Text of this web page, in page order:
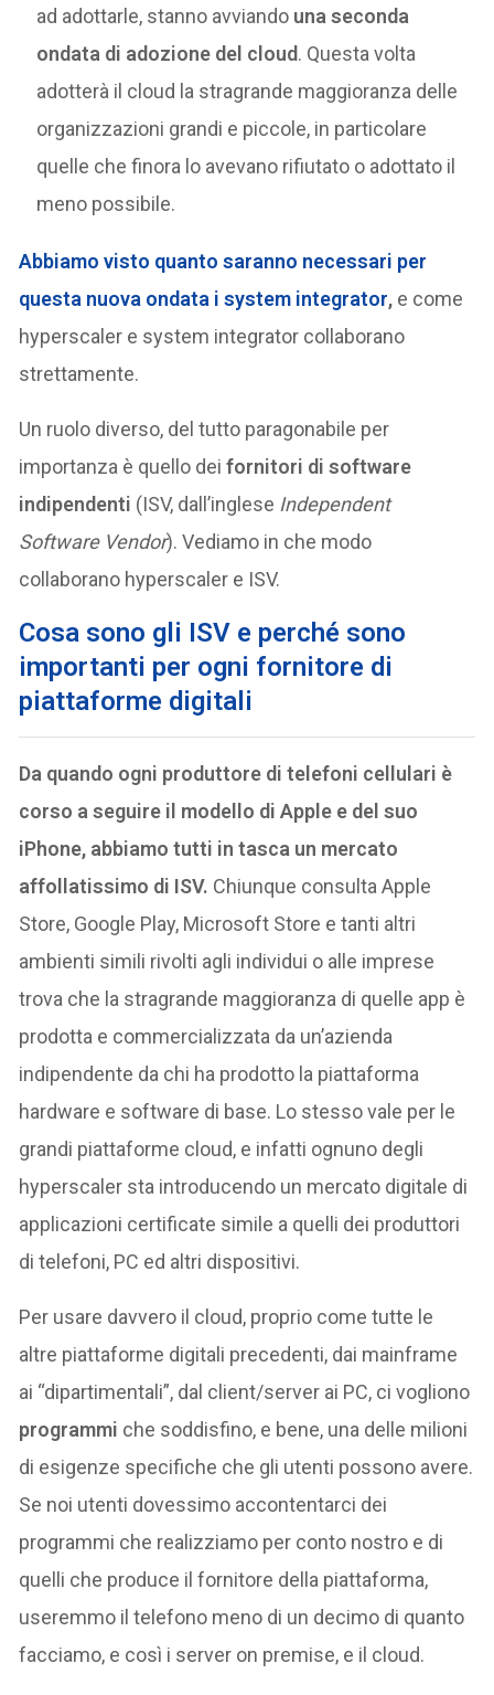
ad adottarle, stanno avviando una seconda
ondata di adozione del cloud. Questa volta
adotterà il cloud la stragrande maggioranza delle
organizzazioni grandi e piccole, in particolare
quelle che finora lo avevano rifiutato o adottato il
meno possibile.
Abbiamo visto quanto saranno necessari per
questa nuova ondata i system integrator, e come
hyperscaler e system integrator collaborano
strettamente.
Un ruolo diverso, del tutto paragonabile per
importanza è quello deifornitori di software
indipendenti (ISV, dall’inglese Independent
Software Vendor). Vediamo in che modo
collaborano hyperscaler e ISV.
Cosa sono gli ISV e perché sono
importanti per ogni fornitore di
piattaforme digitali
Da quando ogni produttore di telefoni cellulari è
corso a seguire il modello di Apple e del suo
iPhone, abbiamo tutti in tasca un mercato
affollatissimo di ISV. Chiunque consulta Apple
Store, Google Play, Microsoft Store e tanti altri
ambienti simili rivolti agli individui o alle imprese
trova che la stragrande maggioranza di quelle app è
prodotta e commercializzata da un’azienda
indipendente da chi ha prodotto la piattaforma
hardware e software di base. Lo stesso vale per le
grandi piattaforme cloud, e infatti ognuno degli
hyperscaler sta introducendo un mercato digitale di
applicazioni certificate simile a quelli dei produttori
di telefoni, PC ed altri dispositivi.
Per usare davvero il cloud, proprio come tutte le
altre piattaforme digitali precedenti, dai mainframe
ai “dipartimentali”, dal client/server ai PC, ci vogliono
programmi che soddisfino, e bene, una delle milioni
di esigenze specifiche che gli utenti possono avere.
Se noi utenti dovessimo accontentarci dei
programmi che realizziamo per conto nostro e di
quelli che produce il fornitore della piattaforma,
useremmo il telefono meno di un decimo di quanto
facciamo, e così i server on premise, e il cloud.